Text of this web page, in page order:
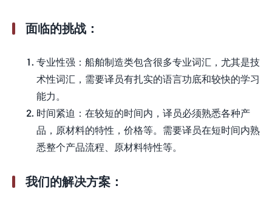
面临的挑战：
专业性强：船舶制造类包含很多专业词汇，尤其是技
术性词汇，需要译员有扎实的语言功底和较快的学习
能力。
时间紧迫：在较短的时间内，译员必须熟悉各种产
品，原材料的特性，价格等。需要译员在短时间内熟
悉整个产品流程、原材料特性等。
我们的解决方案：